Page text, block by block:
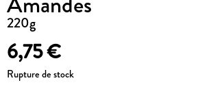
220g
6,75€
Rupture de stock